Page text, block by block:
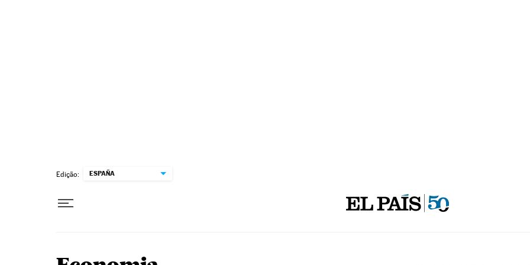
Edição: ESPAÑA